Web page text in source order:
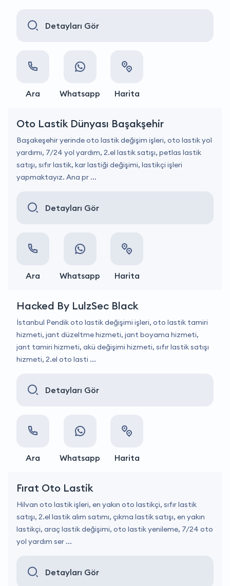
Detayları Gör
Ara Whatsapp Harita
Oto Lastik Dünyası Başakşehir
Başakeşehir yerinde oto lastik değişim işleri, oto lastik yol
yardımı, 7/24 yol yardım, 2.el lastik satışı, petlas lastik
satışı, sıfır lastik, kar lastiği değişimi, lastikçi işleri
yapmaktayız. Ana pr ...
Detayları Gör
Ara Whatsapp Harita
Hacked By LulzSec Black
İstanbul Pendik oto lastik değişimi işleri, oto lastik tamiri
hizmeti, jant düzeltme hizmeti, jant boyama hizmeti,
jant tamiri hizmeti, akü değişimi hizmeti, sıfır lastik satışı
hizmeti, 2.el oto lasti ...
Detayları Gör
Ara Whatsapp Harita
Fırat Oto Lastik
Hilvan oto lastik işleri, en yakın oto lastikçi, sıfır lastik
satışı, 2.el lastik alım satımı, çıkma lastik satışı, en yakın
lastikçi, araç lastik değişimi, oto lastik yenileme, 7/24 oto
yol yardım ser ...
Detayları Gör